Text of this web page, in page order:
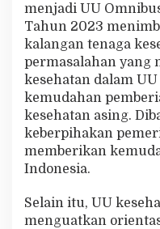
menjadi UU
Tahun 2023
kalangan tenaga
permasalahan yang
kesehatan dalam
kemudahan
kesehatan asing.
keberpihakan
memberikan
Indonesia.
Selain itu, UU
menguatkan